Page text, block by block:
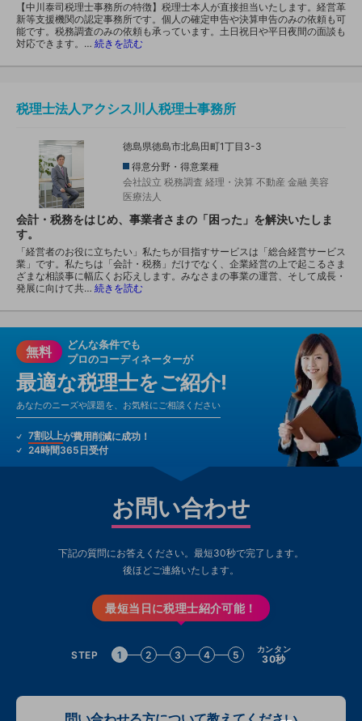
【中川泰司税理士事務所の特徴】税理士本人が直接担当いたします。経営革
新等支援機関の認定事務所です。個人の確定申告や決算申告のみの依頼も可
能です。税務調査のみの依頼も承っています。土日祝日や平日夜間の面談も
対応できます。… 続きを読む
税理士法人アクシス川人税理士事務所
徳島県徳島市北島田町1丁目3-3
得意分野・得意業種
会社設立 税務調査 経理・決算 不動産 金融 美容
医療法人
会計・税務をはじめ、事業者さまの「困った」を解決いたしま
す。
「経営者のお役に立ちたい」私たちが目指すサービスは「総合経営サービス
業」です。私たちは「会計・税務」だけでなく、企業経営の上で起こるさま
ざまな相談事に幅広くお応えします。みなさまの事業の運営、そして成長・
発展に向けて共… 続きを読む
無料
どんな条件でも
プロのコーディネーターが
最適な税理士をご紹介!
あなたのニーズや課題を、お気軽にご相談ください
7割以上が費用削減に成功！
24時間365日受付
お問い合わせ
下記の質問にお答えください。最短30秒で完了します。
後ほどご連絡いたします。
最短当日に税理士紹介可能！
STEP 1 2 3 4 5 カンタン
30秒